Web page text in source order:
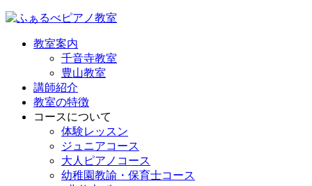
教室案内
千音寺教室
豊山教室
講師紹介
教室の特徴
コースについて
体験レッスン
ジュニアコース
大人ピアノコース
幼稚園教諭・保育士コース